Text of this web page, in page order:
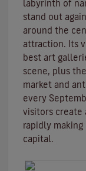
labyrinth of
stand out
around the
attraction. Its
best art
scene, plus
market and
every
visitors create
rapidly making
capital.